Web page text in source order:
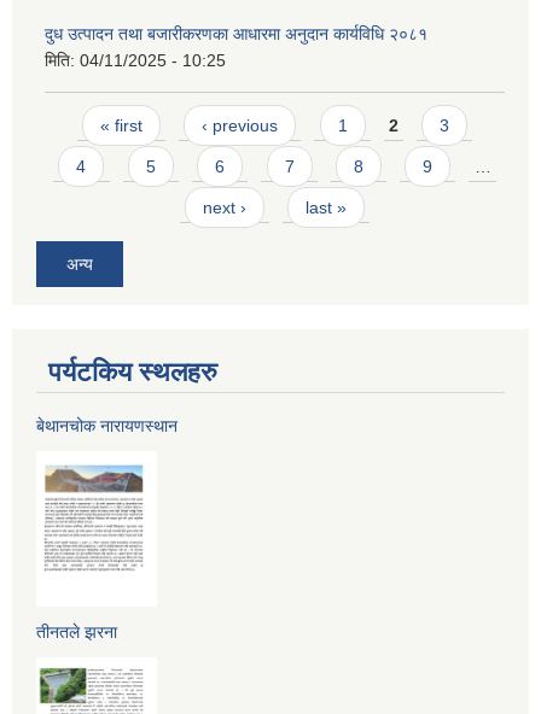
दुध उत्पादन तथा बजारीकरणका आधारमा अनुदान कार्यविधि २०८१
मिति: 04/11/2025 - 10:25
Pages
« first ‹ previous 1 2 3
4 5 6 7 8 9 …
next › last »
अन्य
पर्यटकिय स्थलहरु
बेथानचोक नारायणस्थान
तीनतले झरना